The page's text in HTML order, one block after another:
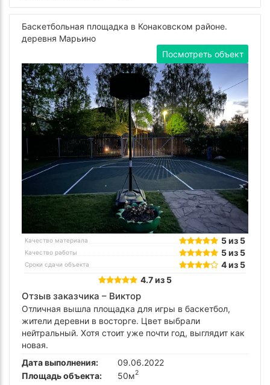
Баскетбольная площадка в Конаковском районе.
деревня Марьино
Посмотреть объект
Качество материала 5 из 5
Качество работы 5 из 5
Сроки сдачи объекта
4 из 5
4.7 из 5
Отзыв заказчика – Виктор
Отличная вышла площадка для игры в баскетбол,
жители деревни в восторге. Цвет выбрали
нейтральный. Хотя стоит уже почти год, выглядит как
новая.
Дата выполнения:
09.06.2022
Площадь объекта:
50м2